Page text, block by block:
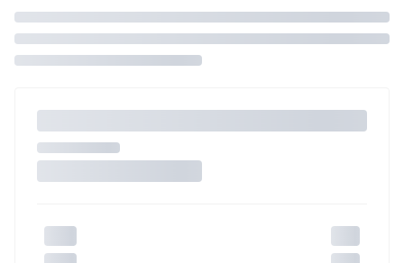
i zarezerwuj ją. Zrób oddzielne rezerwacje dla każdego
kolejnego pokoju lubskontaktuj się z nami,by złożyć
zamówienie u naszego doradcy.
Maksymalna liczba uczestników
maksymalny limit dla 1 pokoju.